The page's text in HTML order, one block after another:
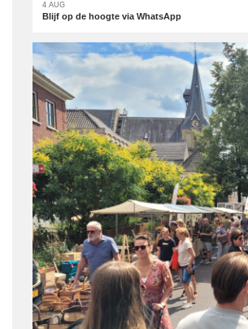
4 AUG
Blijf op de hoogte via WhatsApp